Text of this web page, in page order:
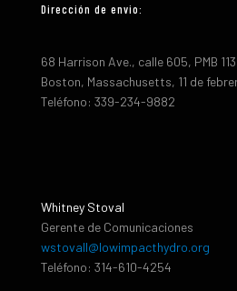
Dirección de envio:
68 Harrison Ave., calle 605, PMB
Boston, Massachusetts, 11 de
Teléfono: 339-234-9882
Whitney Stoval
Gerente de Comunicaciones
wstovall@lowimpacthydro.org
Teléfono: 314-610-4254